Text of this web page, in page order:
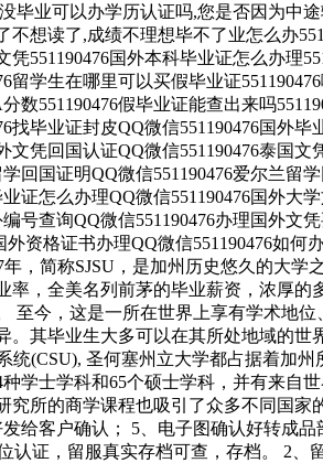
业可以办学历认证吗,您是否因为中
想读了,成绩不理想毕不了业怎么办
551190476国外本科毕业证怎么办理
留学生在哪里可以买假毕业证
数551190476假毕业证能查出来吗
找毕业证封皮QQ微信551190476国外
文凭回国认证QQ微信551190476泰国
回国证明QQ微信551190476爱尔兰
证怎么办理QQ微信551190476国外
号查询QQ微信551190476办理国外
资格证书办理QQ微信551190476如
年，简称SJSU，是加州历史悠久的大
，全美名列前茅的毕业薪资，浓厚
至今，这是一所在世界上享有学术地
其毕业生大多可以在其所处地域的
(CSU), 圣何塞州立大学都占据着加
学士学科和65个硕士学科，并有来
所的商学课程也吸引了众多不同国
给客户确认； 5、电子图确认好转成
证，留服真实存档可查，存档。 2